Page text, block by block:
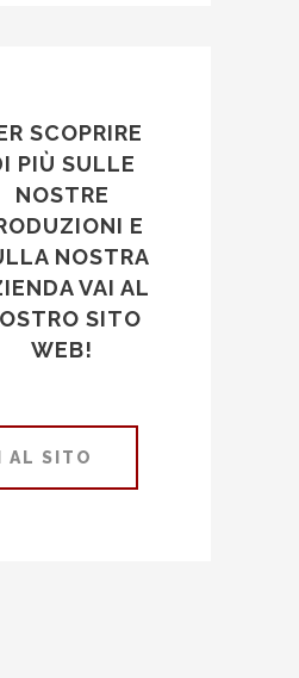
SCOPRIRE
PIÙ SULLE
NOSTRE
E
NOSTRA
VAI AL
SITO
WEB!
AL SITO